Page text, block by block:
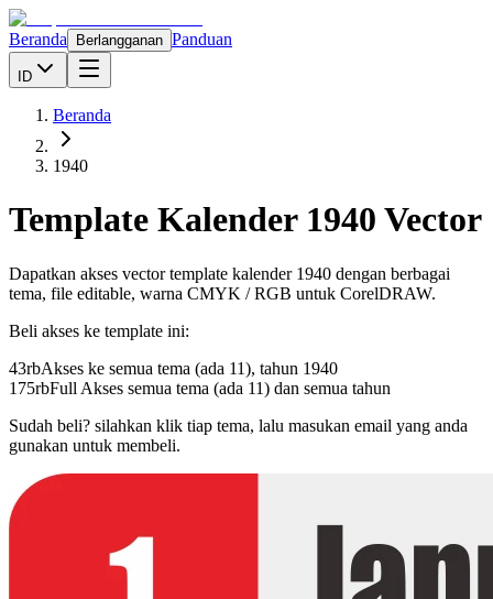
Beranda Berlangganan Panduan
ID
Beranda
1940
Template Kalender 1940 Vector
Dapatkan akses vector template kalender 1940 dengan berbagai
tema, file editable, warna CMYK / RGB untuk CorelDRAW.
Beli akses ke template ini:
43rbAkses ke semua tema (ada 11), tahun 1940
175rbFull Akses semua tema (ada 11) dan semua tahun
Sudah beli? silahkan klik tiap tema, lalu masukan email yang anda
gunakan untuk membeli.